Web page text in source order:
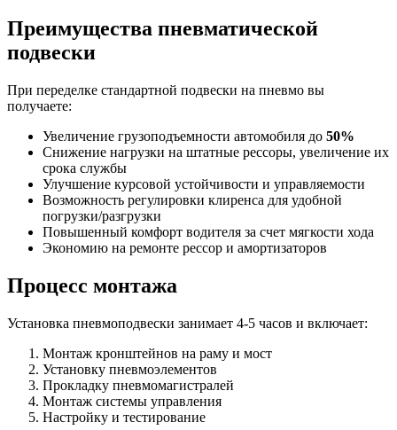
Преимущества пневматической
подвески
При переделке стандартной подвески на пневмо вы
получаете:
Увеличение грузоподъемности автомобиля до 50%
Снижение нагрузки на штатные рессоры, увеличение их
срока службы
Улучшение курсовой устойчивости и управляемости
Возможность регулировки клиренса для удобной
погрузки/разгрузки
Повышенный комфорт водителя за счет мягкости хода
Экономию на ремонте рессор и амортизаторов
Процесс монтажа
Установка пневмоподвески занимает 4-5 часов и включает:
Монтаж кронштейнов на раму и мост
Установку пневмоэлементов
Прокладку пневмомагистралей
Монтаж системы управления
Настройку и тестирование